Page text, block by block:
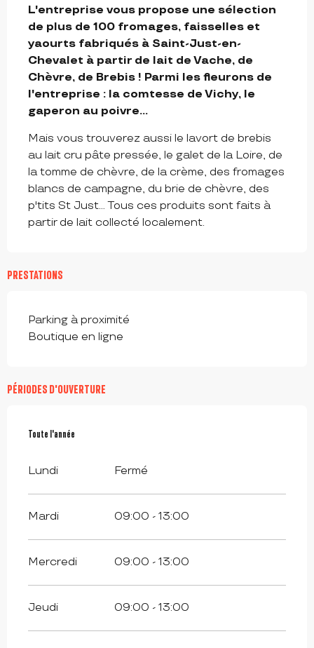
L'entreprise vous propose une sélection
de plus de 100 fromages, faisselles et
yaourts fabriqués à Saint-Just-en-
Chevalet à partir de lait de Vache, de
Chèvre, de Brebis ! Parmi les fleurons de
l'entreprise : la comtesse de Vichy, le
gaperon au poivre...
Mais vous trouverez aussi le lavort de brebis
au lait cru pâte pressée, le galet de la Loire, de
la tomme de chèvre, de la crème, des fromages
blancs de campagne, du brie de chèvre, des
p'tits St Just... Tous ces produits sont faits à
partir de lait collecté localement.
PRESTATIONS
Parking à proximité
Boutique en ligne
PÉRIODES D'OUVERTURE
Toute l'année
Toute l'année
Lundi Fermé
Mardi 09:00 - 13:00
Mercredi 09:00 - 13:00
Jeudi 09:00 - 13:00